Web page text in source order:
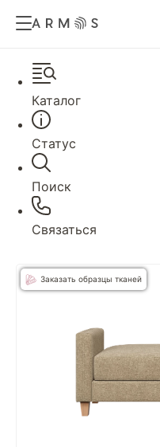
Каталог
Статус
Поиск
Связаться
Заказать образцы тканей